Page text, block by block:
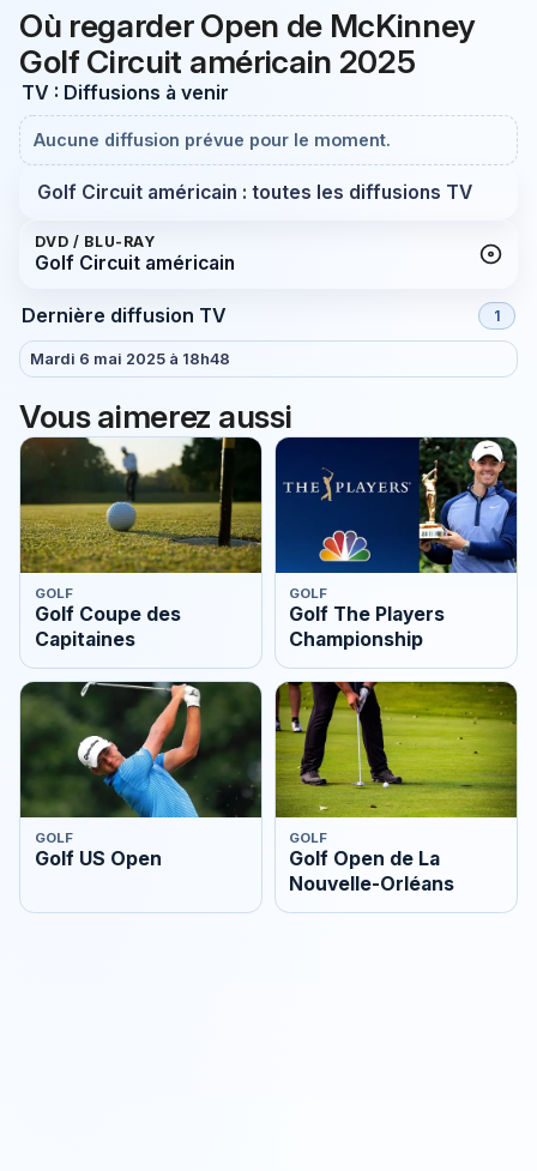
Où regarder Open de McKinney
Golf Circuit américain 2025
TV : Diffusions à venir
Aucune diffusion prévue pour le moment.
Golf Circuit américain : toutes les diffusions TV
DVD / BLU-RAY
Golf Circuit américain
Dernière diffusion TV 1
Mardi 6 mai 2025 à 18h48
Vous aimerez aussi
GOLF
Golf Coupe des
Capitaines
GOLF
Golf The Players
Championship
GOLF
Golf US Open
GOLF
Golf Open de La
Nouvelle-Orléans